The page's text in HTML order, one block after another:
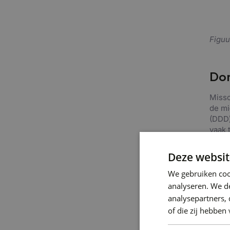
de
vaak
een
het
are
Deze
We gebruiken
analyseren. We
of die zij hebben